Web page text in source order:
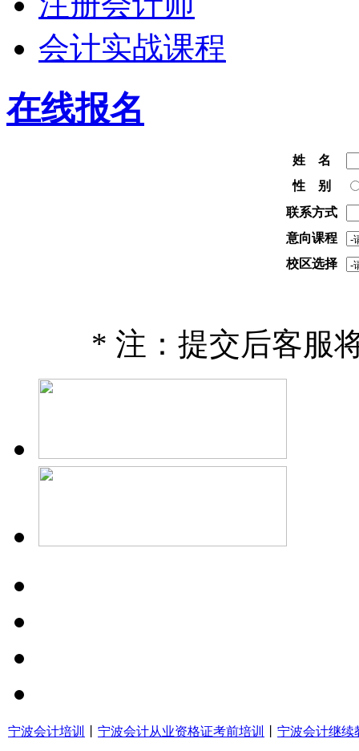
会计实战课程
在线报名
姓 名
性 别
联系方式
意向课程
校区选择
* 注：提交后客服
宁波会计培训 宁波会计从业资格证考前培训 宁波会计继续